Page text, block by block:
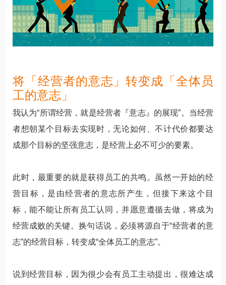
将「经营者的意志」转变成「全体员
工的意志」
我认为“所谓经营，就是经营者『意志』的展现”。当经营
者想朝某个目标去实现时，无论如何、不计代价都要达
成那个目标的坚强意志，是经营上必不可少的要素。
此时，最重要的就是获得员工的共鸣。虽然一开始的经
营目标，是由经营者的意志所产生，但接下来这个目
标，能不能让所有员工认同，并愿意遵循去做，将成为
经营成败的关键。换句话说，必须将源自于“经营者的意
志”的经营目标，转变成“全体员工的意志”。
说到经营目标，因为很少会有员工主动提出，很难达成